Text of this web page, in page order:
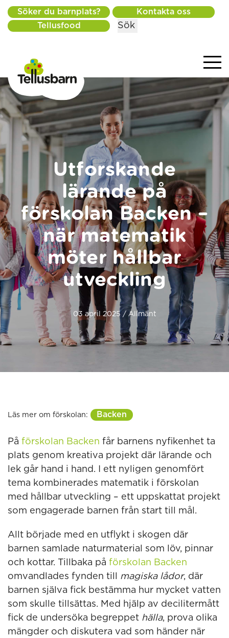
Söker du barnplats?
Kontakta oss
Tellusfood
Sök
Utforskande
lärande på
förskolan Backen –
när matematik
möter hållbar
utveckling
03 april 2025 / Allmänt
Läs mer om förskolan: Backen
På förskolan Backen får barnens nyfikenhet ta
plats genom kreativa projekt där lärande och
lek går hand i hand. I ett nyligen genomfört
tema kombinerades matematik i förskolan
med hållbar utveckling – ett uppskattat projekt
som engagerade barnen från start till mål.
Allt började med en utflykt i skogen där
barnen samlade naturmaterial som löv, pinnar
och kottar. Tillbaka på förskolan Backen
omvandlades fynden till magiska lådor, där
barnen själva fick bestämma hur mycket vatten
som skulle tillsättas. Med hjälp av decilitermått
fick de undersöka begreppet hälla, prova olika
mängder och diskutera vad som händer när